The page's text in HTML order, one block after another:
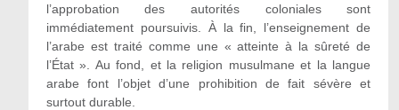
l’approbation des autorités coloniales sont
immédiatement poursuivis. À la fin, l’enseignement de
l’arabe est traité comme une « atteinte à la sûreté de
l’État ». Au fond, et la religion musulmane et la langue
arabe font l’objet d’une prohibition de fait sévère et
surtout durable.